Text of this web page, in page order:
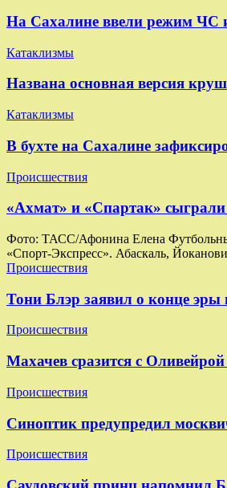
На Сахалине ввели режим ЧС
Катаклизмы
Названа основная версия
Катаклизмы
В бухте на Сахалине
Происшествия
«Ахмат» и «Спартак»
Фото: ТАСС/Афонина Елена
«Спорт-Экспресс». Абаскаль,
Происшествия
Тони Блэр заявил о конце эры
Происшествия
Махачев сразится с
Происшествия
Синоптик предупредил
Происшествия